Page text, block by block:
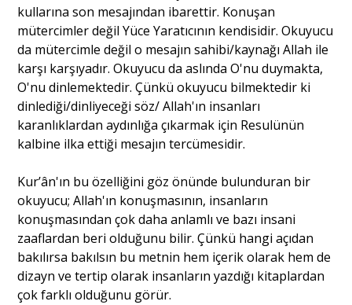
kullarına son mesajından ibarettir. Konuşan
mütercimler değil Yüce Yaratıcının kendisidir. Okuyucu
da mütercimle değil o mesajın sahibi/kaynağı Allah ile
karşı karşıyadır. Okuyucu da aslında O'nu duymakta,
O'nu dinlemektedir. Çünkü okuyucu bilmektedir ki
dinlediği/dinliyeceği söz/ Allah'ın insanları
karanlıklardan aydınlığa çıkarmak için Resulünün
kalbine ilka ettiği mesajın tercümesidir.
Kur’ân'ın bu özelliğini göz önünde bulunduran bir
okuyucu; Allah'ın konuşmasının, insanların
konuşmasından çok daha anlamlı ve bazı insani
zaaflardan beri olduğunu bilir. Çünkü hangi açıdan
bakılırsa bakılsın bu metnin hem içerik olarak hem de
dizayn ve tertip olarak insanların yazdığı kitaplardan
çok farklı olduğunu görür.